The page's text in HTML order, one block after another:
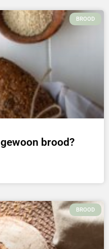
BROOD
brood?
BROOD